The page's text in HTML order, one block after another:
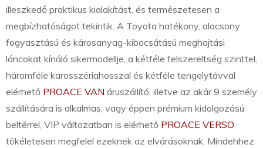
illeszkedő praktikus kialakítást, és természetesen a
megbízhatóságot tekintik. A Toyota hatékony, alacsony
fogyasztású és károsanyag-kibocsátású meghajtási
láncokat kínáló sikermodellje, a kétféle felszereltség szinttel,
háromféle karosszériahosszal és kétféle tengelytávval
elérhető PROACE VAN áruszállító, illetve az akár 9 személy
szállítására is alkalmas, vagy éppen prémium kidolgozású
beltérrel, VIP változatban is elérhető PROACE VERSO
tökéletesen megfelel ezeknek az elvárásoknak. Mindehhez